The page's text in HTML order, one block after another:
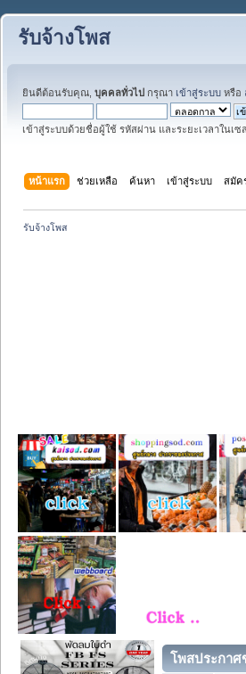
รับจ้างโพส
ยินดีต้อนรับคุณ, บุคคลทั่วไป กรุณา เข้าสู่ระบบ หรือ
เข้าสู่ระบบด้วยชื่อผู้ใช้ รหัสผ่าน และระยะเวลาในเ
หน้าแรก ช่วยเหลือ ค้นหา เข้าสู่ระบบ สมัค
รับจ้างโพส
โพสประกา